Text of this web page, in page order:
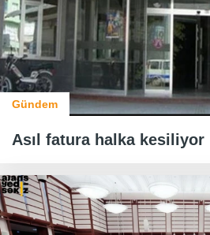
Gündem
Asıl fatura halka kesiliyor